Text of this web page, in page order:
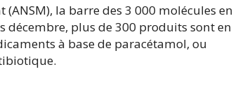
la barre des 3 000 molécules en
décembre, plus de 300 produits sont en
à base de paracétamol, ou